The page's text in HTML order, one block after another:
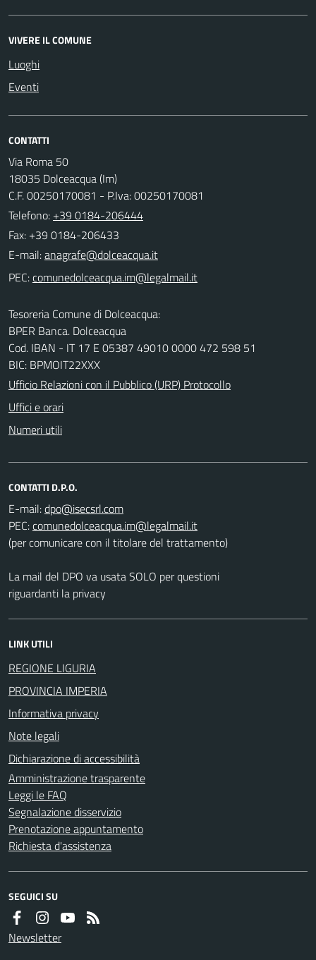
VIVERE IL COMUNE
Luoghi
Eventi
CONTATTI
Via Roma 50
18035 Dolceacqua (Im)
C.F. 00250170081 - P.Iva: 00250170081
Telefono: +39 0184-206444
Fax: +39 0184-206433
E-mail:
PEC:
Tesoreria Comune di Dolceacqua:
BPER Banca. Dolceacqua
Cod. IBAN - IT 17 E 05387 49010 0000 472 598 51
BIC: BPMOIT22XXX
Ufficio Relazioni con il Pubblico (URP) Protocollo
Uffici e orari
Numeri utili
CONTATTI D.P.O.
E-mail:
PEC:
(per comunicare con il titolare del trattamento)
La mail del DPO va usata SOLO per questioni
riguardanti la privacy
LINK UTILI
REGIONE LIGURIA
PROVINCIA IMPERIA
Informativa privacy
Note legali
Dichiarazione di accessibilità
Amministrazione trasparente
Leggi le FAQ
Segnalazione disservizio
Prenotazione appuntamento
Richiesta d'assistenza
SEGUICI SU
Newsletter